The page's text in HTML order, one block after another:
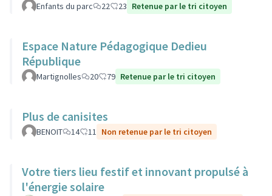
Enfants du parc 22 23 Retenue par le tri citoyen
Espace Nature Pédagogique Dedieu
République
Martignolles 20 79 Retenue par le tri citoyen
Plus de canisites
BENOIT 14 11 Non retenue par le tri citoyen
Votre tiers lieu festif et innovant propulsé à
l'énergie solaire